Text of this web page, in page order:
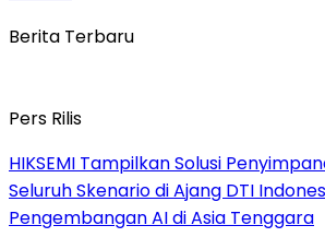
Berita Terbaru
Pers Rilis
HIKSEMI Tampilkan Solusi
Seluruh Skenario di Ajang DTI
Pengembangan AI di Asia Tenggara